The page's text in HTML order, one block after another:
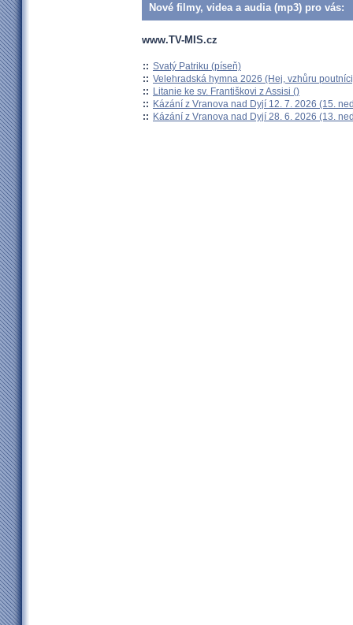
Nové filmy, videa a audia (mp3) pro vás:
www.TV-MIS.cz
:: Svatý Patriku (píseň)
:: Velehradská hymna 2026 (Hej, vzhůru
:: Litanie ke sv. Františkovi z Assisi ()
:: Kázání z Vranova nad Dyjí 12. 7. 2026 (15.
:: Kázání z Vranova nad Dyjí 28. 6. 2026 (13.